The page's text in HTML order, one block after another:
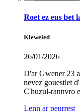
Roet ez eus bet
Kleweled
26/01/2026
D'ar Gwener 23
nevez gouestlet
C'huzul-rannvro
Lenn ar peurrest